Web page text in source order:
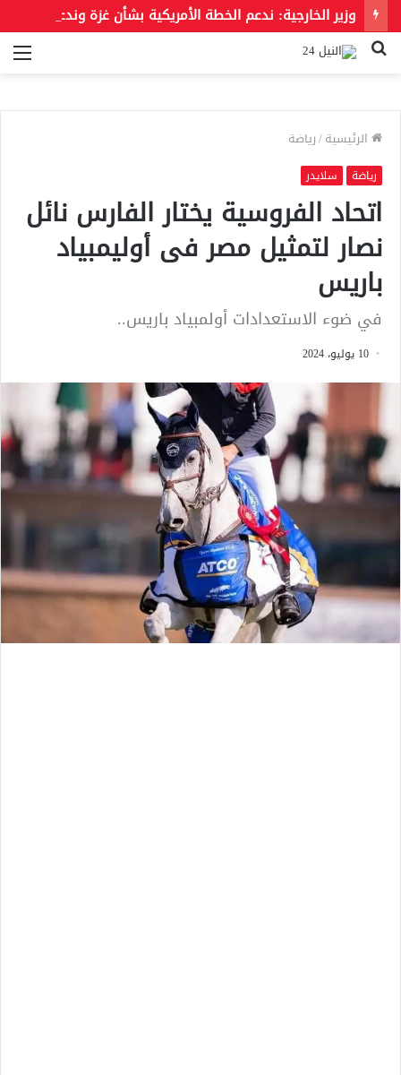
بحث
الرئيسية/رياضة
رياضة سلايدر
اتحاد الفروسية يختار الفارس نائل
نصار لتمثيل مصر فى أوليمبياد
باريس
في ضوء الاستعدادات أولمبياد باريس..
10 يوليو، 2024